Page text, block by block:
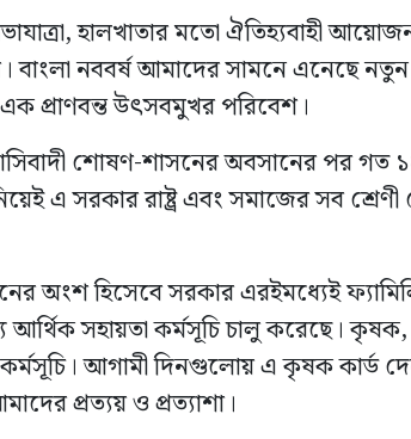
হালখাতার মতো ঐতিহ্যবাহী
নববর্ষ আমাদের সামনে এনেছে
প্রাণবন্ত উৎসবমুখর পরিবেশ।
শোষণ-শাসনের অবসানের পর গত
এ সরকার রাষ্ট্র এবং সমাজের সব
অংশ হিসেবে সরকার এরইমধ্যেই
সহায়তা কর্মসূচি চালু করেছে। কৃষক,
আগামী দিনগুলোয় এ কৃষক কার্ড
প্রত্যয় ও প্রত্যাশা।